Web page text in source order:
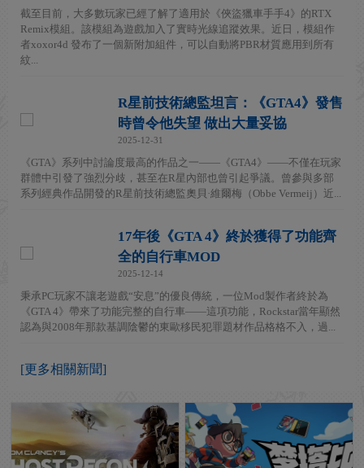
截至目前，大多數玩家已經了解了適用於《俠盜獵車手手4》的RTX
Remix模組。該模組為遊戲加入了實時光線追蹤效果。近日，模組作
者xoxor4d 發布了一個新附加組件，可以自動將PBR材質應用到所有
紋...
R星前技術總監坦言：《GTA4》發售
時曾令他失望 做出大量妥協
2025-12-31
《GTA》系列中討論度最高的作品之一——《GTA4》——不僅在玩家
群體中引發了強烈分歧，甚至在R星內部也曾引起爭議。曾參與多部
系列經典作品開發的R星前技術總監奧貝·維爾梅（Obbe Vermeij）近...
17年後《GTA 4》終於獲得了功能齊
全的自行車MOD
2025-12-14
秉承PC玩家不讓老遊戲“安息”的優良傳統，一位Mod製作者終於為
《GTA 4》帶來了功能完整的自行車——這項功能，Rockstar當年顯然
認為與2008年那款基調陰鬱的東歐移民犯罪題材作品格格不入，過...
[更多相關新聞]